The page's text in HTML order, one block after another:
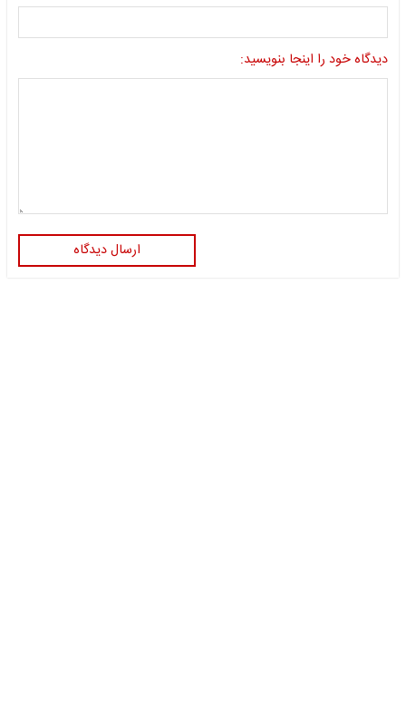
دیدگاه خود را اینجا بنویسید:
ارسال دیدگاه